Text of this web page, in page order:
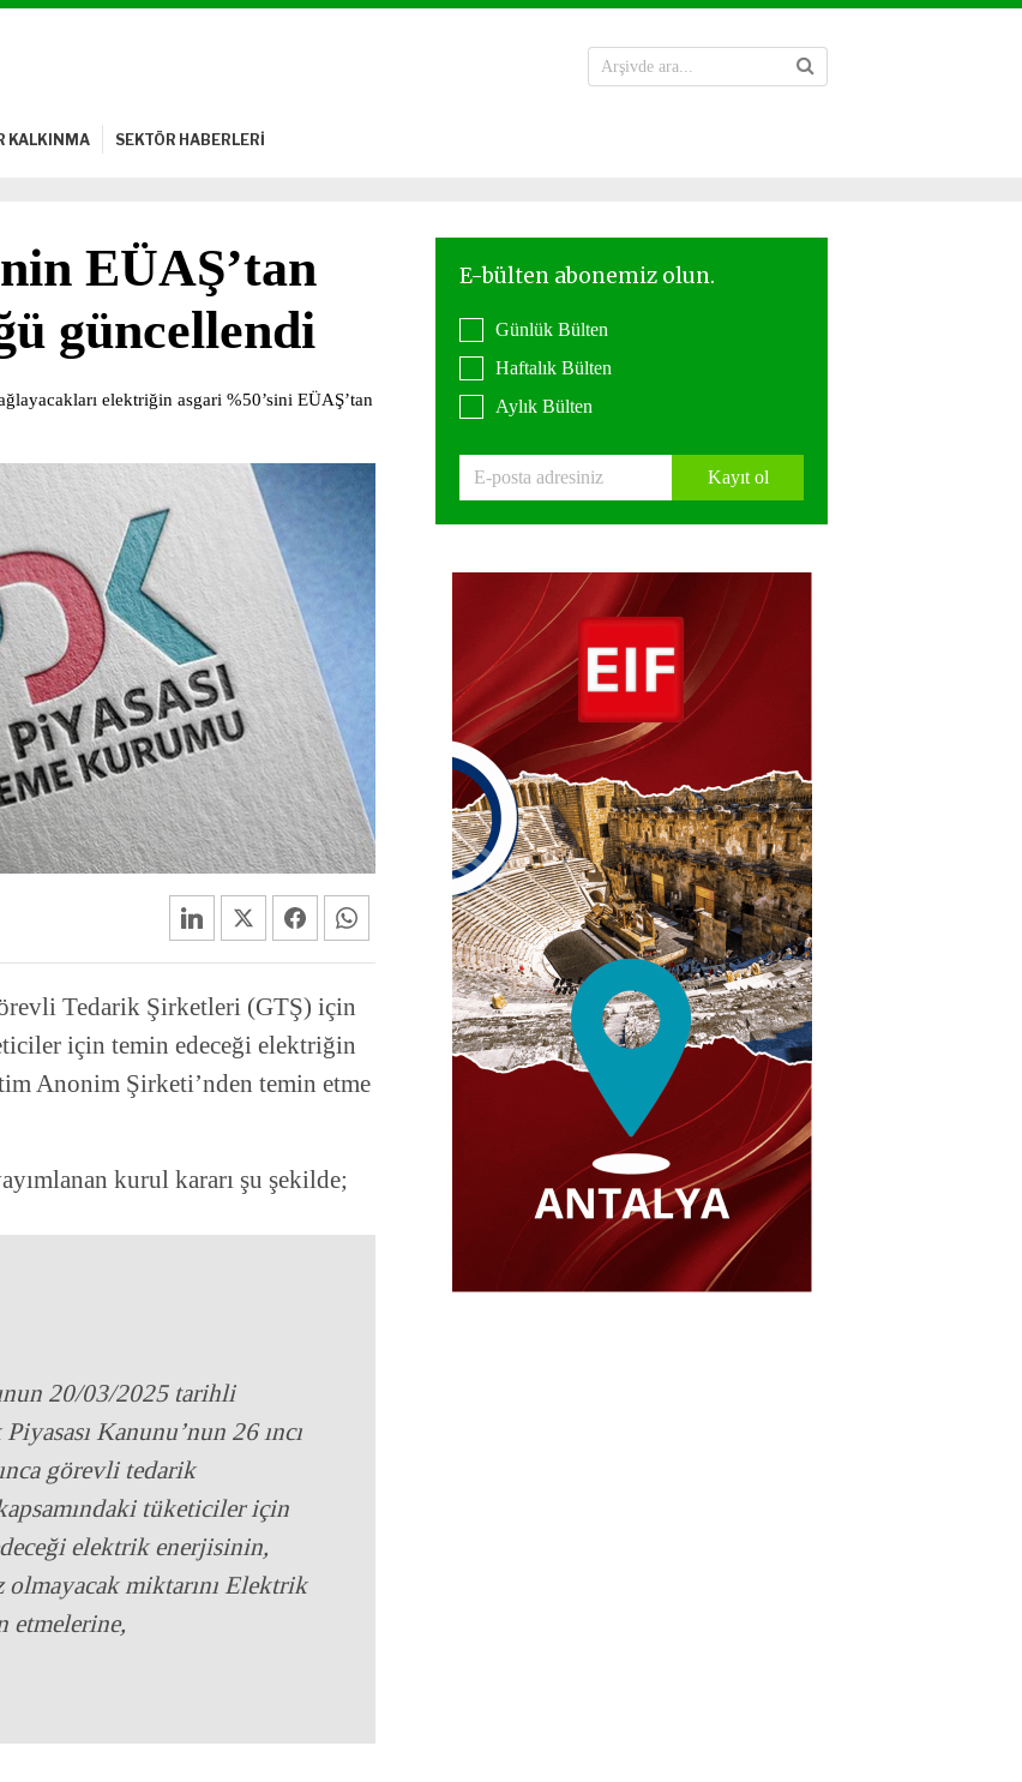
KALKINMA SEKTÖR HABERLERİ
EÜAŞ’tan
güncellendi
elektriğin asgari %50’sini EÜAŞ’tan
Tedarik Şirketleri (GTŞ) için
için temin edeceği elektriğin
Anonim Şirketi’nden temin etme
kurul kararı şu şekilde;
20/03/2025 tarihli
Kanunu’nun 26 ıncı
görevli tedarik
tüketiciler için
elektrik enerjisinin,
olmayacak miktarını Elektrik
etmelerine,
Günlük Bülten
Haftalık Bülten
Aylık Bülten
Kayıt ol